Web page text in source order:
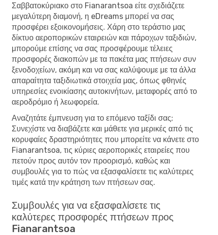
Σαββατοκύριακο στο Fianarantsoa είτε σχεδιάζετε
μεγαλύτερη διαμονή, η eDreams μπορεί να σας
προσφέρει εξοικονομήσεις. Χάρη στο τεράστιο μας
δίκτυο αεροπορικών εταιρειών και πάροχων ταξιδιών,
μπορούμε επίσης να σας προσφέρουμε τέλειες
προσφορές διακοπών με τα πακέτα μας πτήσεων συν
ξενοδοχείων, ακόμη και να σας καλύψουμε με τα άλλα
απαραίτητα ταξιδιωτικά στοιχεία μας, όπως φθηνές
υπηρεσίες ενοικίασης αυτοκινήτων, μεταφορές από το
αεροδρόμιο ή λεωφορεία.
Αναζητάτε έμπνευση για το επόμενο ταξίδι σας;
Συνεχίστε να διαβάζετε και μάθετε για μερικές από τις
κορυφαίες δραστηριότητες που μπορείτε να κάνετε στο
Fianarantsoa, τις κύριες αεροπορικές εταιρείες που
πετούν προς αυτόν τον προορισμό, καθώς και
συμβουλές για το πώς να εξασφαλίσετε τις καλύτερες
τιμές κατά την κράτηση των πτήσεων σας.
Συμβουλές για να εξασφαλίσετε τις
καλύτερες προσφορές πτήσεων προς
Fianarantsoa